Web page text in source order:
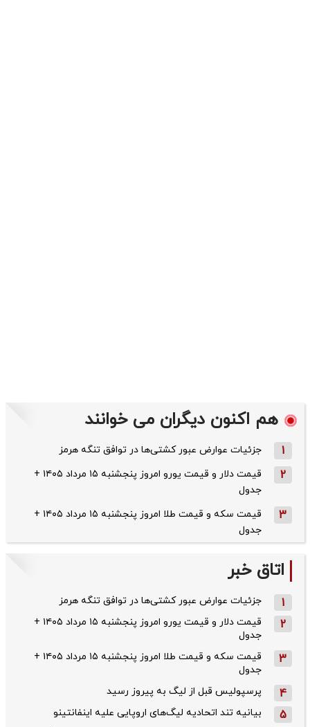
هم اکنون دیگران می خوانند
1 جزئیات عوارض عبور کشتی‌ها در توافق تنگه هرمز
2
قیمت دلار و قیمت یورو امروز پنجشنبه ۱۵ مرداد ۱۴۰۵ +
جدول
3
قیمت سکه و قیمت طلا امروز پنجشنبه ۱۵ مرداد ۱۴۰۵ +
جدول
اتاق خبر
1 جزئیات عوارض عبور کشتی‌ها در توافق تنگه هرمز
2
قیمت دلار و قیمت یورو امروز پنجشنبه ۱۵ مرداد ۱۴۰۵ +
جدول
3
قیمت سکه و قیمت طلا امروز پنجشنبه ۱۵ مرداد ۱۴۰۵ +
جدول
4 پرسپولیس قبل از لیگ به پیروز رسید
5 بیانیه تند اتحادیه لیگ‌های اروپایی علیه اینفانتینو